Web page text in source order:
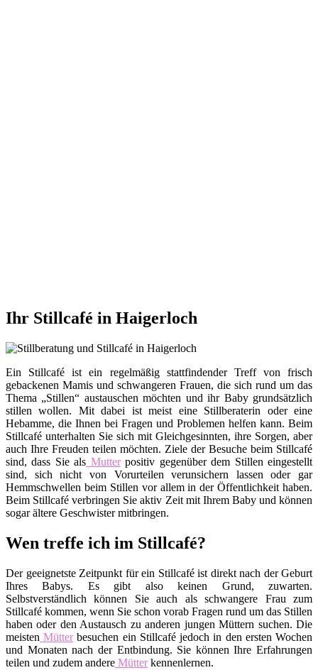
Ihr Stillcafé in Haigerloch
Ein Stillcafé ist ein regelmäßig stattfindender Treff von frisch
gebackenen Mamis und schwangeren Frauen, die sich rund um das
Thema „Stillen“ austauschen möchten und ihr Baby grundsätzlich
stillen wollen. Mit dabei ist meist eine Stillberaterin oder eine
Hebamme, die Ihnen bei Fragen und Problemen helfen kann. Beim
Stillcafé unterhalten Sie sich mit Gleichgesinnten, ihre Sorgen, aber
auch Ihre Freuden teilen möchten. Ziele der Besuche beim Stillcafé
sind, dass Sie als Mutterpositiv gegenüber dem Stillen eingestellt
sind, sich nicht von Vorurteilen verunsichern lassen oder gar
Hemmschwellen beim Stillen vor allem in der Öffentlichkeit haben.
Beim Stillcafé verbringen Sie aktiv Zeit mit Ihrem Baby und können
sogar ältere Geschwister mitbringen.
Wen treffe ich im Stillcafé?
Der geeignetste Zeitpunkt für ein Stillcafé ist direkt nach der Geburt
Ihres Babys. Es gibt also keinen Grund, zuwarten.
Selbstverständlich können Sie auch als schwangere Frau zum
Stillcafé kommen, wenn Sie schon vorab Fragen rund um das Stillen
haben oder den Austausch zu anderen jungen Müttern suchen. Die
meisten Mütterbesuchen ein Stillcafé jedoch in den ersten Wochen
und Monaten nach der Entbindung. Sie können Ihre Erfahrungen
teilen und zudem andere Mütterkennenlernen.